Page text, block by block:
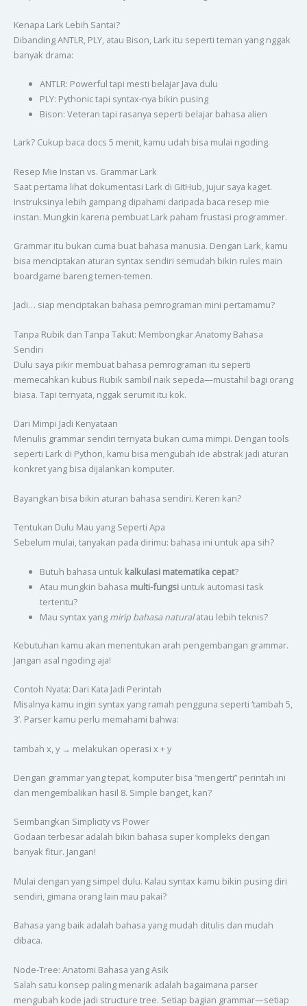
Kenapa Lark Lebih Santai?
Dibanding ANTLR, PLY, atau Bison, Lark itu seperti teman yang nggak
banyak drama:
ANTLR: Powerful tapi mesti belajar Java dulu
PLY: Pythonic tapi syntax-nya bikin pusing
Bison: Veteran tapi rasanya seperti belajar bahasa alien
Lark? Cukup baca docs 5 menit, kamu udah bisa mulai ngoding.
Resep Mie Instan vs. Grammar Lark
Saat pertama lihat dokumentasi Lark di GitHub, jujur saya kaget.
Instruksinya lebih gampang dipahami daripada baca resep mie
instan. Mungkin karena pembuat Lark paham frustasi programmer.
Grammar itu bukan cuma buat bahasa manusia. Dengan Lark, kamu
bisa menciptakan aturan syntax sendiri semudah bikin rules main
boardgame bareng temen-temen.
Jadi… siap menciptakan bahasa pemrograman mini pertamamu?
Tanpa Rubik dan Tanpa Takut: Membongkar Anatomy Bahasa
Sendiri
Dulu saya pikir membuat bahasa pemrograman itu seperti
memecahkan kubus Rubik sambil naik sepeda—mustahil bagi orang
biasa. Tapi ternyata, nggak serumit itu kok.
Dari Mimpi Jadi Kenyataan
Menulis grammar sendiri ternyata bukan cuma mimpi. Dengan tools
seperti Lark di Python, kamu bisa mengubah ide abstrak jadi aturan
konkret yang bisa dijalankan komputer.
Bayangkan bisa bikin aturan bahasa sendiri. Keren kan?
Tentukan Dulu Mau yang Seperti Apa
Sebelum mulai, tanyakan pada dirimu: bahasa ini untuk apa sih?
Butuh bahasa untuk kalkulasi matematika cepat?
Atau mungkin bahasa multi-fungsiuntuk automasi task
tertentu?
Mau syntax yang mirip bahasa naturalatau lebih teknis?
Kebutuhan kamu akan menentukan arah pengembangan grammar.
Jangan asal ngoding aja!
Contoh Nyata: Dari Kata Jadi Perintah
Misalnya kamu ingin syntax yang ramah pengguna seperti ‘tambah 5,
3’. Parser kamu perlu memahami bahwa:
tambah x, y → melakukan operasi x + y
Dengan grammar yang tepat, komputer bisa “mengerti” perintah ini
dan mengembalikan hasil 8. Simple banget, kan?
Seimbangkan Simplicity vs Power
Godaan terbesar adalah bikin bahasa super kompleks dengan
banyak fitur. Jangan!
Mulai dengan yang simpel dulu. Kalau syntax kamu bikin pusing diri
sendiri, gimana orang lain mau pakai?
Bahasa yang baik adalah bahasa yang mudah ditulis dan mudah
dibaca.
Node-Tree: Anatomi Bahasa yang Asik
Salah satu konsep paling menarik adalah bagaimana parser
mengubah kode jadi structure tree. Setiap bagian grammar—setiap